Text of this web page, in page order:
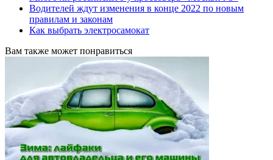
Водителей ждут изменения в конце 2022 по новым
правилам и законам
Как выбрать электросамокат
Вам также может понравиться